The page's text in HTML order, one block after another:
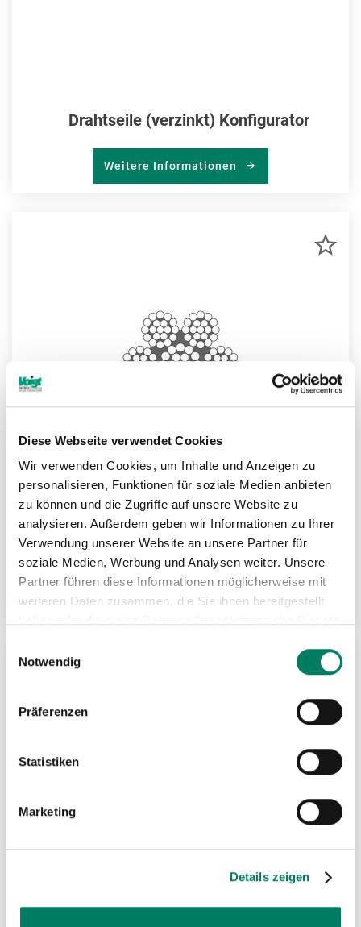
Diese Webseite verwendet Cookies
Wir verwenden Cookies, um Inhalte und Anzeigen zu
personalisieren, Funktionen für soziale Medien anbieten
zu können und die Zugriffe auf unsere Website zu
analysieren. Außerdem geben wir Informationen zu Ihrer
Verwendung unserer Website an unsere Partner für
soziale Medien, Werbung und Analysen weiter. Unsere
Partner führen diese Informationen möglicherweise mit
weiteren Daten zusammen, die Sie ihnen bereitgestellt
Notwendig
Präferenzen
Statistiken
Marketing
Details zeigen
Drahtseile (verzinkt) Konfigurator
Weitere Informationen
Stahldrahtseil Machart M, 6x19 Standard,
Stahleinlage nach EN
Weitere Informationen
ZUR